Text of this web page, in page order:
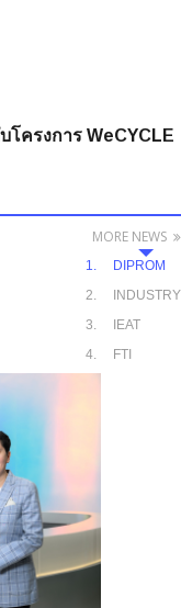
โครงการ WeCYCLE
DIPROM
INDUSTRY
IEAT
FTI
MORE NEWS